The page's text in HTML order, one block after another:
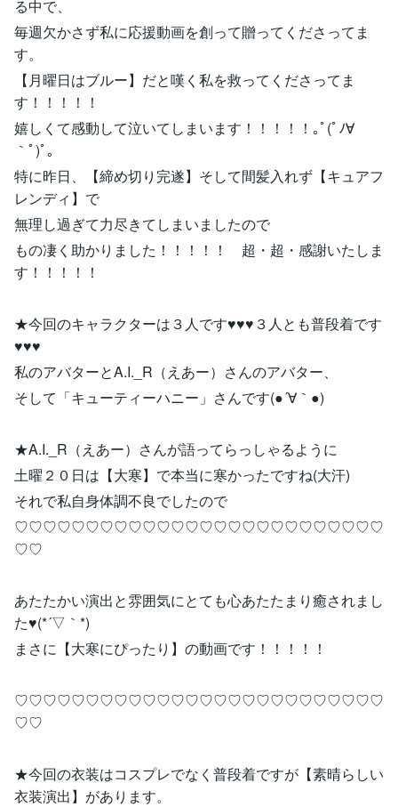
る中で、
毎週欠かさず私に応援動画を創って贈ってくださってま
す。
【月曜日はブルー】だと嘆く私を救ってくださってま
す！！！！！
嬉しくて感動して泣いてしまいます！！！！！｡ﾟ(ﾟﾉ∀
｀ﾟ)ﾟ｡
特に昨日、【締め切り完遂】そして間髪入れず【キュアフ
レンディ】で
無理し過ぎて力尽きてしまいましたので
もの凄く助かりました！！！！！ 超・超・感謝いたしま
す！！！！！
★今回のキャラクターは３人です♥♥♥３人とも普段着です
♥♥♥
私のアバターとA.I._R（えあー）さんのアバター、
そして「キューティーハニー」さんです(●´∀｀●)
★A.I._R（えあー）さんが語ってらっしゃるように
土曜２０日は【大寒】で本当に寒かったですね(大汗)
それで私自身体調不良でしたので
♡♡♡♡♡♡♡♡♡♡♡♡♡♡♡♡♡♡♡♡♡♡♡♡♡♡
♡♡
あたたかい演出と雰囲気にとても心あたたまり癒されまし
た♥(*´▽｀*)
まさに【大寒にぴったり】の動画です！！！！！
♡♡♡♡♡♡♡♡♡♡♡♡♡♡♡♡♡♡♡♡♡♡♡♡♡♡
♡♡
★今回の衣装はコスプレでなく普段着ですが【素晴らしい
衣装演出】があります。